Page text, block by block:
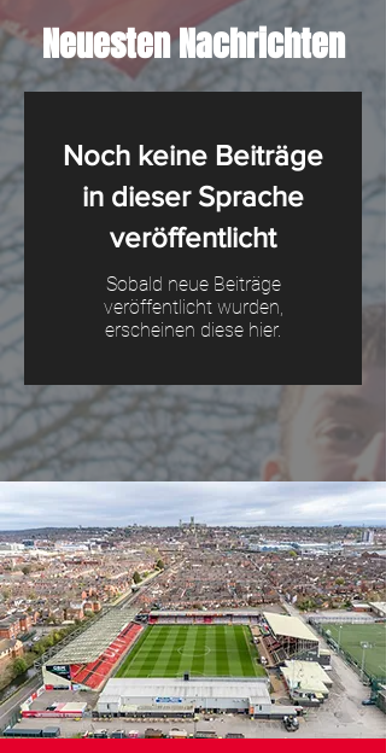
Neuesten Nachrichten
Noch keine Beiträge
in dieser Sprache
veröffentlicht
Sobald neue Beiträge
veröffentlicht wurden,
erscheinen diese hier.